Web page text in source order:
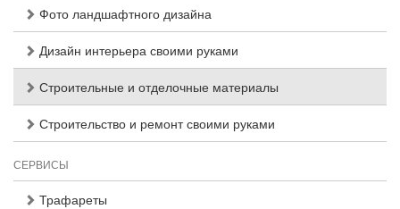
Фото ландшафтного дизайна
Дизайн интерьера своими руками
Строительные и отделочные материалы
Строительство и ремонт своими руками
СЕРВИСЫ
Трафареты